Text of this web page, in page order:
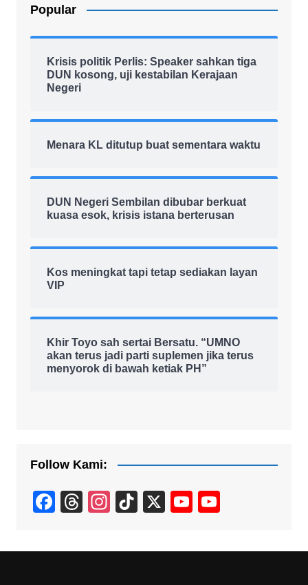
Popular
Krisis politik Perlis: Speaker sahkan tiga
DUN kosong, uji kestabilan Kerajaan
Negeri
Menara KL ditutup buat sementara waktu
DUN Negeri Sembilan dibubar berkuat
kuasa esok, krisis istana berterusan
Kos meningkat tapi tetap sediakan layan
VIP
Khir Toyo sah sertai Bersatu. “UMNO
akan terus jadi parti suplemen jika terus
menyorok di bawah ketiak PH”
Follow Kami:
F
c
T
e
In
a
Ti
T
X
Y
u
u